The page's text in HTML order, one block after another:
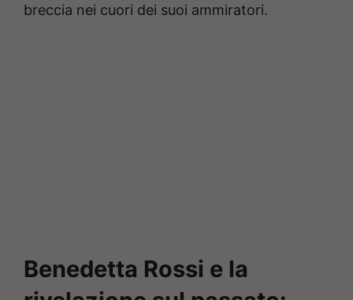
breccia nei cuori dei suoi ammiratori.
Benedetta Rossi e la